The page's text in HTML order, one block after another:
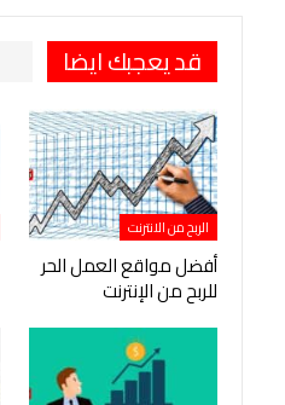
قد يعجبك ايضا
الربح من الانترنت
أفضل مواقع العمل الحر
للربح من الإنترنت